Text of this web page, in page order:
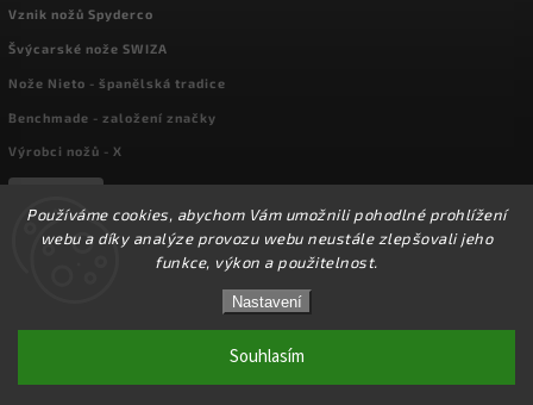
Používáme cookies, abychom Vám umožnili pohodlné prohlížení
webu a díky analýze provozu webu neustále zlepšovali jeho
funkce, výkon a použitelnost.
Nastavení
Souhlasím
☀️Ve dnech 3-14.8 2026 máme zavřeno z důvodu
DOVOLENÉ. Eshop zůstává v provozu, objednávky
budeme zpracovávat v pondělí 17.8.2026. Děkujeme za
pochopení.☀️
Vznik nožů Spyderco
Švýcarské nože SWIZA
Nože Nieto - španělská tradice
Benchmade - založení značky
Výrobci nožů - X
Upravit nastavení cookies